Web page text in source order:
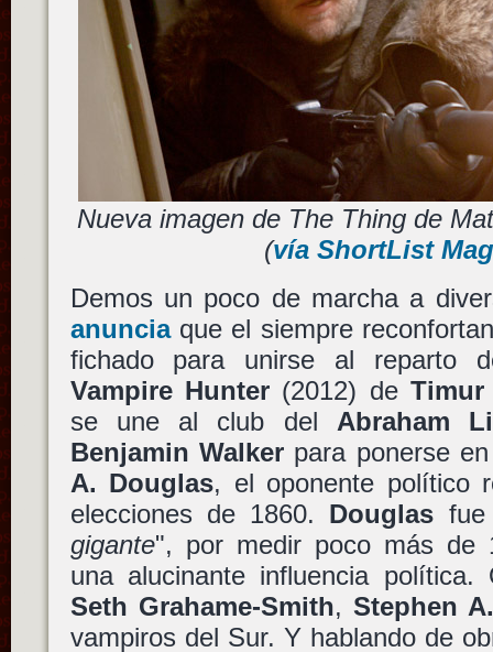
Nueva imagen de The Thing de
(vía ShortList
Demos un poco de marcha a
anunciaque el siempre
fichado para unirse al reparto
Vampire Hunter(2012) de Timur
se une al club del Abraham
Benjamin Walkerpara ponerse
A. Douglas, el oponente político
elecciones de 1860. Douglas
gigante", por medir poco más de
una alucinante influencia
Seth Grahame-Smith,Stephen
vampiros del Sur. Y hablando de